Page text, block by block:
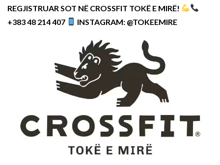
REGJISTRUAR SOT NË CROSSFIT TOKË E MIRË!
+383 48 214 407
INSTAGRAM: @TOKEEMIRE